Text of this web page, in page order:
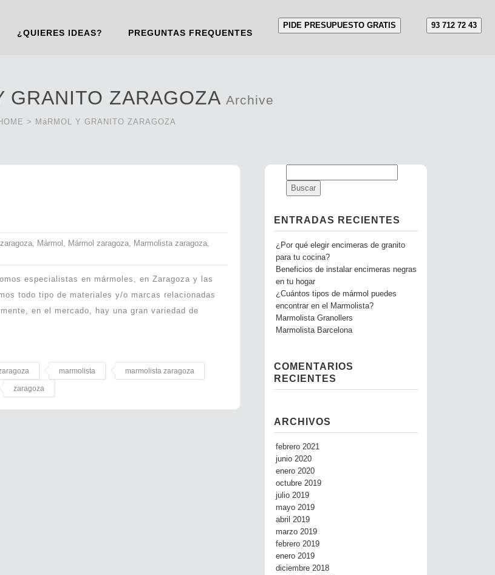
¿QUIERES IDEAS? PREGUNTAS FREQUENTES
PIDE PRESUPUESTO GRATIS 93 712 72 43
GRANITO ZARAGOZA Archive
> MáRMOL Y GRANITO ZARAGOZA
, Mármol , Mármol zaragoza, Marmolista zaragoza,
especialistas en mármoles, en Zaragoza y las
todo tipo de materiales y/o marcas relacionadas
en el mercado, hay una gran variedad de
marmolista marmolista zaragoza
zaragoza
ENTRADAS RECIENTES
¿Por qué elegir encimeras de granito
para tu cocina?
Beneficios de instalar encimeras negras
en tu hogar
¿Cuántos tipos de mármol puedes
encontrar en el Marmolista?
Marmolista Granollers
Marmolista Barcelona
COMENTARIOS
RECIENTES
ARCHIVOS
febrero 2021
junio 2020
enero 2020
octubre 2019
julio 2019
mayo 2019
abril 2019
marzo 2019
febrero 2019
enero 2019
diciembre 2018